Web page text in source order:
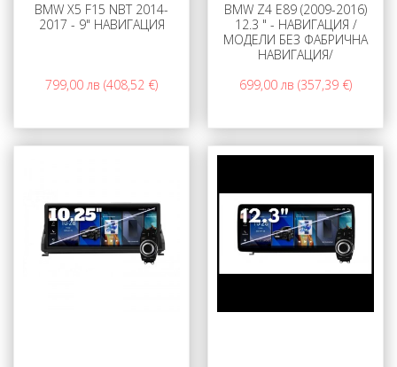
BMW X5 F15 NBT 2014-
2017 - 9" НАВИГАЦИЯ
799,00 лв (408,52 €)
BMW Z4 E89 (2009-2016)
12.3 " - НАВИГАЦИЯ /
МОДЕЛИ БЕЗ ФАБРИЧНА
НАВИГАЦИЯ/
699,00 лв (357,39 €)